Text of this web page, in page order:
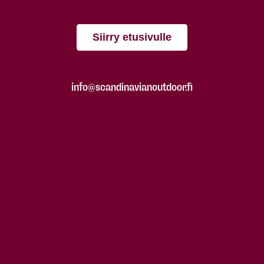
Siirry etusivulle
info@scandinavianoutdoor.fi